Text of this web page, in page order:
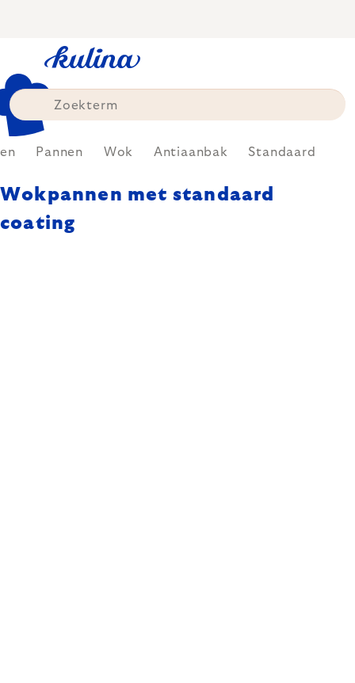
Pannen Wok Antiaanbak Standaard
Wokpannen met standaard
coating